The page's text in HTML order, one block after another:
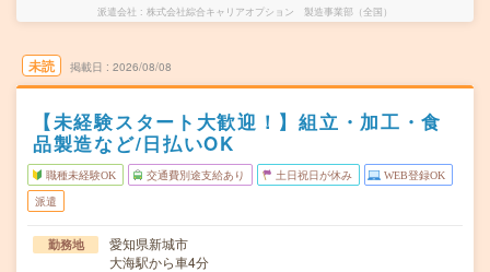
派遣会社 株式会社綜合キャリアオプション 製造事業部（全国）
未読 掲載日 2026/08/08
【未経験スタート大歓迎！】組立・加工・食
品製造など/日払いOK
職種未経験OK 交通費別途支給あり 土日祝日が休み WEB登録OK
派遣
勤務地
愛知県新城市
大海駅から車4分